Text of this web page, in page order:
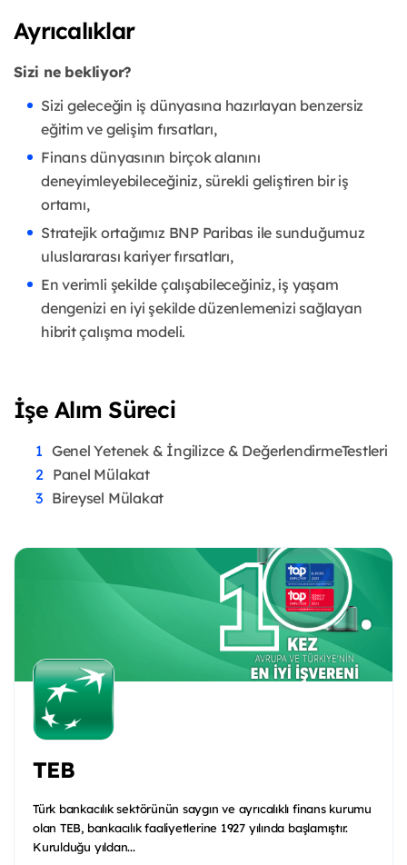
Ayrıcalıklar
Sizi ne bekliyor?
Sizi geleceğin iş dünyasına hazırlayan benzersiz
eğitim ve gelişim fırsatları,
Finans dünyasının birçok alanını
deneyimleyebileceğiniz, sürekli geliştiren bir iş
ortamı,
Stratejik ortağımız BNP Paribas ile sunduğumuz
uluslararası kariyer fırsatları,
En verimli şekilde çalışabileceğiniz, iş yaşam
dengenizi en iyi şekilde düzenlemenizi sağlayan
hibrit çalışma modeli.
İşe Alım Süreci
Genel Yetenek & İngilizce & DeğerlendirmeTestleri
Panel Mülakat
Bireysel Mülakat
TEB
Türk bankacılık sektörünün saygın ve ayrıcalıklı finans kurumu
olan TEB, bankacılık faaliyetlerine 1927 yılında başlamıştır.
Kurulduğu yıldan...